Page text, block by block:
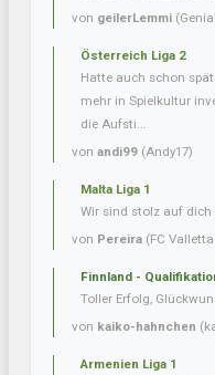
von geilerLemmi
Österreich Liga 2
Hatte auch schon
mehr in Spielkultur
die Aufsti...
von andi99 (Andy17)
Malta Liga 1
Wir sind stolz auf dich
von Pereira (FC
Finnland -
Toller Erfolg,
von kaiko-hahnchen
Armenien Liga 1